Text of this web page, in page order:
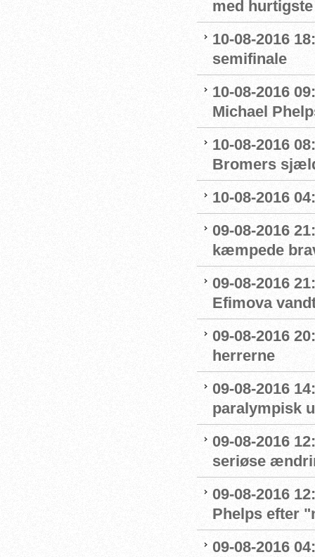
med
10-08-2016
semifinale
10-08-2016
Michael
10-08-2016
Bromers
10-08-2016
09-08-2016
kæmpede
09-08-2016
Efimova
09-08-2016
herrerne
09-08-2016
paralympisk
09-08-2016
seriøse
09-08-2016
Phelps efter
09-08-2016